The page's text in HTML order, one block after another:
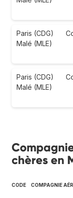
Paris (CDG)
Malé (MLE)
Paris (CDG)
Malé (MLE)
chères en
CODE COMPAGNIE